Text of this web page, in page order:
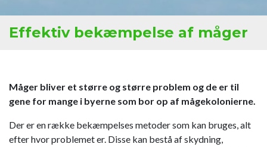
Effektiv bekæmpelse af måger
Måger bliver et større og større problem og de er til
gene for mange i byerne som bor op af mågekolonierne.
Der er en række bekæmpelses metoder som kan bruges, alt
efter hvor problemet er. Disse kan bestå af skydning,